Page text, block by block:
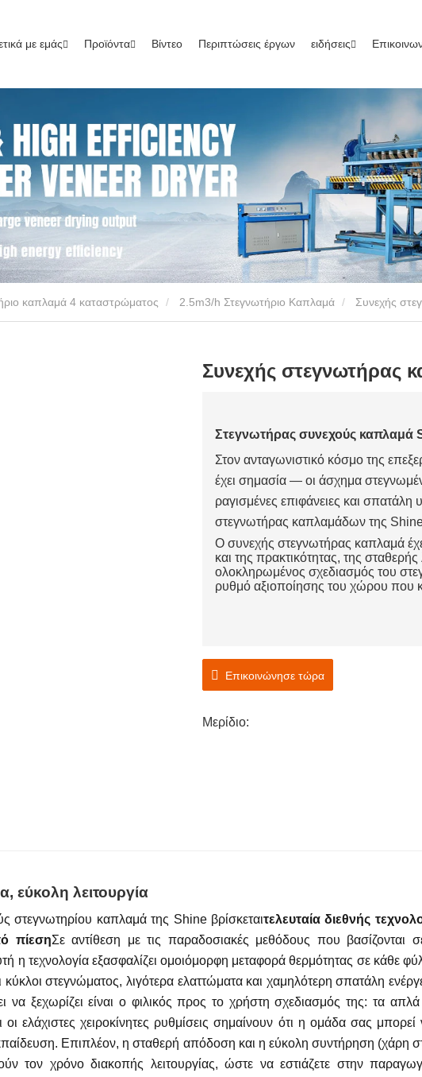
με εμάς Προϊόντα Βίντεο Περιπτώσεις έργων ειδήσεις
καπλαμά 4 καταστρώματος 2.5m3/h Στεγνωτήριο Καπλαμά Συνεχής
Συνεχής στεγνωτήρας
Στεγνωτήρας συνεχούς καπλαμά
Στον ανταγωνιστικό κόσμο της
έχει σημασία — οι άσχημα
ραγισμένες επιφάνειες και
στεγνωτήρας καπλαμάδων της
Ο συνεχής στεγνωτήρας καπλαμά
και της πρακτικότητας, της
ολοκληρωμένος σχεδιασμός του
ρυθμό αξιοποίησης του χώρου που
Επικοινώνησε τώρα
Μερίδιο:
εύκολη λειτουργία
στεγνωτηρίου καπλαμά της Shine βρίσκεταιτελευταία διεθνής
πίεσηΣε αντίθεση με τις παραδοσιακές μεθόδους που βασίζονται
η τεχνολογία εξασφαλίζει ομοιόμορφη μεταφορά θερμότητας σε κάθε
στεγνώματος, λιγότερα ελαττώματα και χαμηλότερη σπατάλη
να ξεχωρίζει είναι ο φιλικός προς το χρήστη σχεδιασμός της: τα απλά
οι ελάχιστες χειροκίνητες ρυθμίσεις σημαίνουν ότι η ομάδα σας μπορεί
Επιπλέον, η σταθερή απόδοση και η εύκολη συντήρηση (χάρη
τον χρόνο διακοπής λειτουργίας, ώστε να εστιάζετε στην